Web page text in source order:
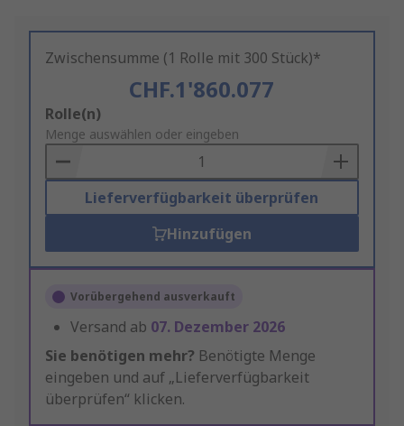
Zwischensumme (1 Rolle mit 300 Stück)*
CHF.1'860.077
Add
to
Basket
Rolle(n)
Menge auswählen oder eingeben
Lieferverfügbarkeit überprüfen
Hinzufügen
Vorübergehend ausverkauft
Versand ab 07. Dezember 2026
Sie benötigen mehr? Benötigte Menge
eingeben und auf „Lieferverfügbarkeit
überprüfen“ klicken.